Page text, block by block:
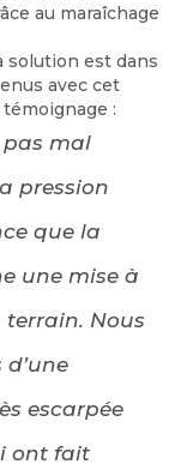
au maraîchage
solution est dans
avec cet
:
pas mal
pression
que la
une mise à
Nous
escarpée
ont fait